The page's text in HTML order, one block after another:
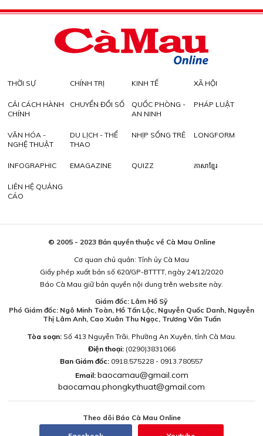
THỜI SỰ CHÍNH TRỊ KINH TẾ XÃ HỘI
CẢI CÁCH HÀNH
CHÍNH
CHUYỂN ĐỔI SỐ
QUỐC PHÒNG -
AN NINH
PHÁP LUẬT
VĂN HÓA -
NGHỆ THUẬT
DU LỊCH - THỂ
THAO
NHỊP SỐNG TRẺ LONGFORM
INFOGRAPHIC EMAGAZINE QUIZZ ភាសាខ្មែរ
LIÊN HỆ QUẢNG
CÁO
© 2005 - 2023 Bản quyền thuộc về Cà Mau Online
Cơ quan chủ quản: Tỉnh ủy Cà Mau
Giấy phép xuất bản số 620/GP-BTTTT, ngày 24/12/2020
Báo Cà Mau giữ bản quyền nội dung trên website này.
Giám đốc: Lâm Hồ Sỹ
Phó Giám đốc: Ngô Minh Toàn, Hồ Tấn Lộc, Nguyễn Quốc Danh, Nguyễn
Thị Lâm Anh, Cao Xuân Thu Ngọc, Trương Văn Tuấn
Tòa soạn:Số 413 Nguyễn Trãi, Phường An Xuyên, tỉnh Cà Mau.
Điện thoại: (0290)3831066
Ban Giám đốc: 0918.575228 - 0913.780557
Email: baocamau@gmail.com
baocamau.phongkythuat@gmail.com
Theo dõi Báo Cà Mau Online